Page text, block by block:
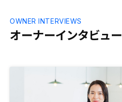
オーナーインタビュー
OWNER INTERVIEWS